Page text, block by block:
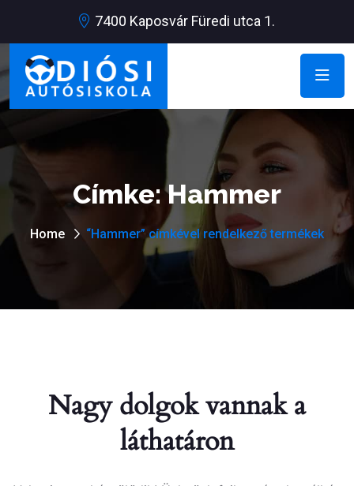
7400 Kaposvár Füredi utca 1.
Címke:Hammer
Home “Hammer” címkével rendelkező termékek
Nagy dolgok vannak a
láthatáron